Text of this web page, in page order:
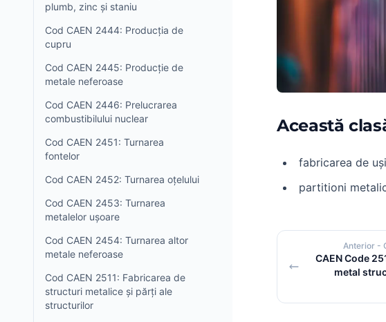
plumb, zinc și staniu
Cod CAEN 2444: Producția de
cupru
Cod CAEN 2445: Producție de
metale neferoase
Cod CAEN 2446: Prelucrarea
combustibilului nuclear
Cod CAEN 2451: Turnarea
fontelor
Cod CAEN 2452: Turnarea oțelului
Cod CAEN 2453: Turnarea
metalelor ușoare
Cod CAEN 2454: Turnarea altor
metale neferoase
Cod CAEN 2511: Fabricarea de
structuri metalice și părți ale
structurilor
Această
fabricarea de
partitioni
Anterior -
CAEN Code
metal